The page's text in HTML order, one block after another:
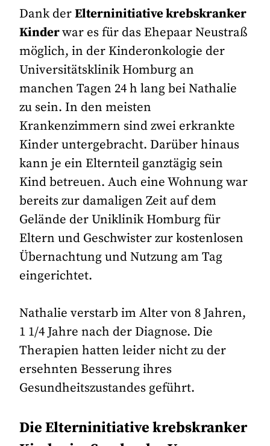
Dank derElterninitiative krebskranker
Kinderwar es für das Ehepaar Neustraß
möglich, in der Kinderonkologie der
Universitätsklinik Homburg an
manchen Tagen 24 h lang bei Nathalie
zu sein. In den meisten
Krankenzimmern sind zwei erkrankte
Kinder untergebracht. Darüber hinaus
kann je ein Elternteil ganztägig sein
Kind betreuen. Auch eine Wohnung war
bereits zur damaligen Zeit auf dem
Gelände der Uniklinik Homburg für
Eltern und Geschwister zur kostenlosen
Übernachtung und Nutzung am Tag
eingerichtet.
Nathalie verstarb im Alter von 8 Jahren,
1 1/4 Jahre nach der Diagnose. Die
Therapien hatten leider nicht zu der
ersehnten Besserung ihres
Gesundheitszustandes geführt.
Die Elterninitiative krebskranker